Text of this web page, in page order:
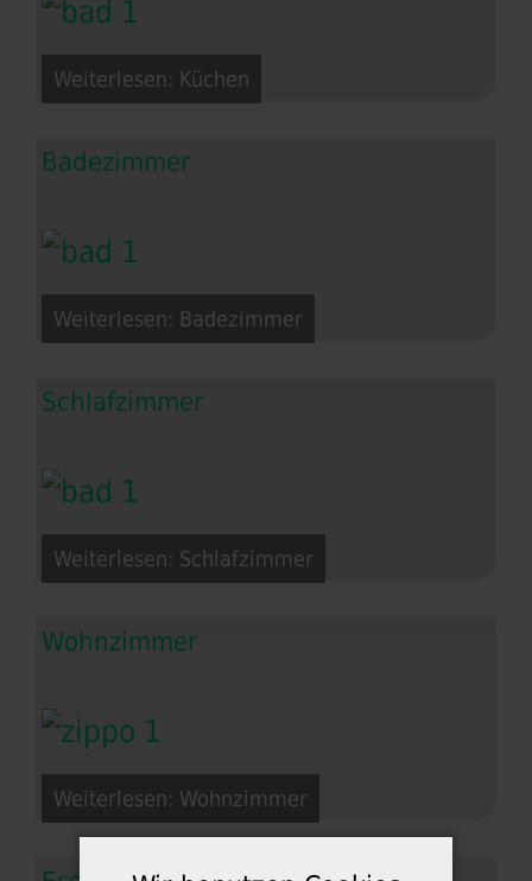
Weiterlesen: Küchen
Badezimmer
Weiterlesen: Badezimmer
Schlafzimmer
Weiterlesen: Schlafzimmer
Wohnzimmer
Weiterlesen: Wohnzimmer